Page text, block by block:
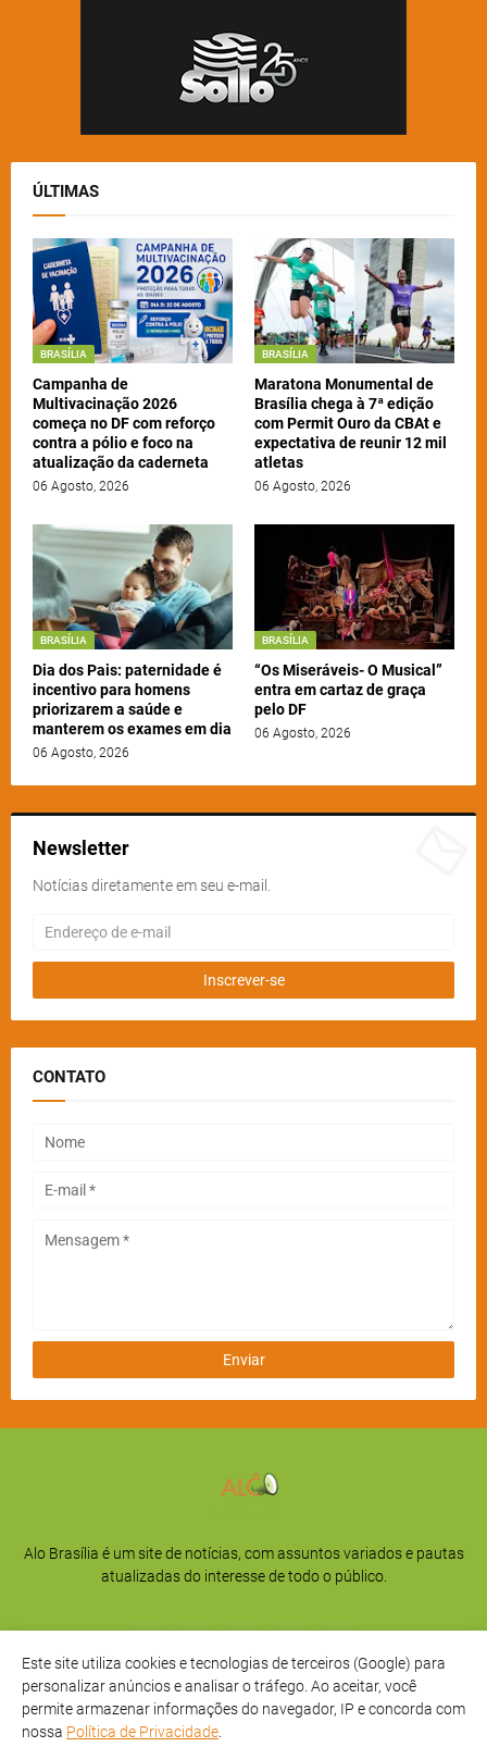
ÚLTIMAS
BRASÍLIA
Campanha de
Multivacinação 2026
começa no DF com reforço
contra a pólio e foco na
atualização da caderneta
06 Agosto, 2026
BRASÍLIA
Maratona Monumental de
Brasília chega à 7ª edição
com Permit Ouro da CBAt e
expectativa de reunir 12 mil
atletas
06 Agosto, 2026
BRASÍLIA
Dia dos Pais: paternidade é
incentivo para homens
priorizarem a saúde e
manterem os exames em dia
06 Agosto, 2026
BRASÍLIA
“Os Miseráveis- O Musical”
entra em cartaz de graça
pelo DF
06 Agosto, 2026
Newsletter
Notícias diretamente em seu e-mail.
CONTATO
Alo Brasília é um site de notícias, com assuntos variados e pautas
atualizadas do interesse de todo o público.
Este site utiliza cookies e tecnologias de terceiros (Google) para
personalizar anúncios e analisar o tráfego. Ao aceitar, você
permite armazenar informações do navegador, IP e concorda com
nossa Política de Privacidade